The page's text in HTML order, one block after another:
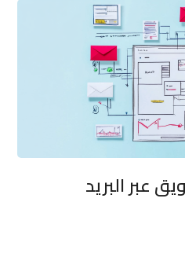
عبر البريد